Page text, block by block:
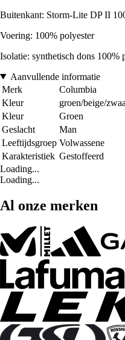
Buitenkant: Storm-Lite DP II
Voering: 100% polyester
Isolatie: synthetisch dons 100%
Aanvullende informatie
Merk
Columbia
Kleur
groen/beige/
Kleur
Groen
Geslacht
Man
Leeftijdsgroep Volwassene
Karakteristiek Gestoffeerd
Loading...
Loading...
Al onze merken